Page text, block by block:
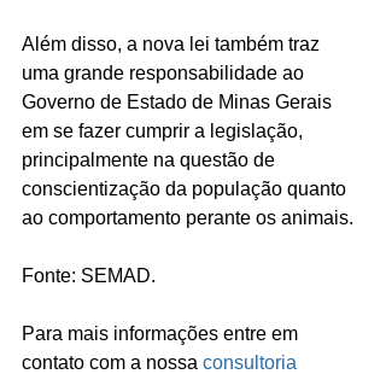
Além disso, a nova lei também traz
uma grande responsabilidade ao
Governo de Estado de Minas Gerais
em se fazer cumprir a legislação,
principalmente na questão de
conscientização da população quanto
ao comportamento perante os animais.
Fonte: SEMAD.
Para mais informações entre em
contato com a nossa consultoria